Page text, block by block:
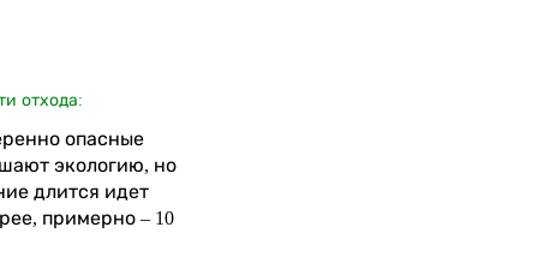
отхода:
опасные
экологию, но
длится идет
примерно – 10